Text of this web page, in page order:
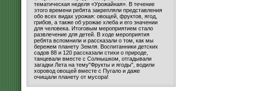
тематическая неделя «Урожайная». В течение
этого времени ребята закрепляли представления
обо всех видах урожая: овощей, фруктов, ягод,
грибов, а также об урожае хлеба и его значении
для человека. Итоговым мероприятием стало
развлечение для детей. В ходе мероприятия
ребята вспомнили и рассказали о том, как мы
бережем планету Земля. Воспитанники детских
садов 88 и 120 рассказали стихи о природе,
танцевали вместе с Солнышком, отгадывали
загадки Лета на тему"Фрукты и ягоды", водили
хоровод овощей вместе с Пугало и даже
очищали планету от мусора!